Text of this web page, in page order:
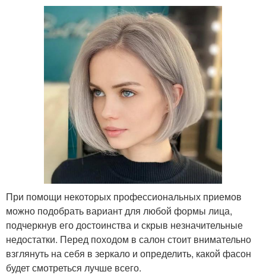
При помощи некоторых профессиональных приемов
можно подобрать вариант для любой формы лица,
подчеркнув его достоинства и скрыв незначительные
недостатки. Перед походом в салон стоит внимательно
взглянуть на себя в зеркало и определить, какой фасон
будет смотреться лучше всего.